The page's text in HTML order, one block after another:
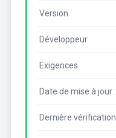
Version
Développeur
Exigences
Date de mise à jour :
Dernière vérification